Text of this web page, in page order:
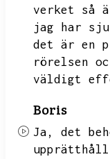
verket så
jag har
det är en
rörelsen
väldigt
Boris
Ja,
det